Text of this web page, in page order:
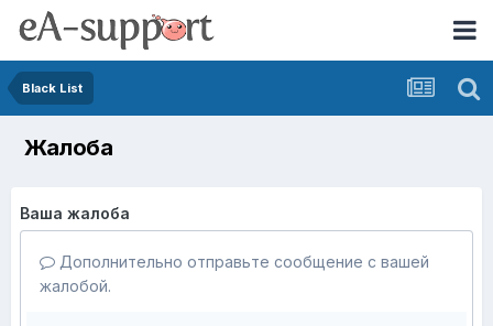
Black List
Жалоба
Ваша жалоба
Дополнительно отправьте сообщение с вашей
жалобой.